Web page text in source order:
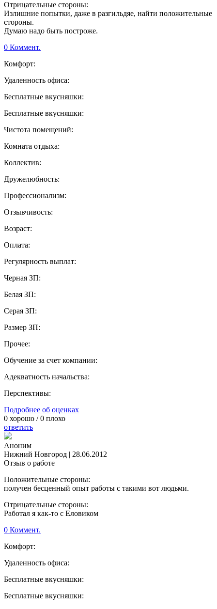
Отрицательные стороны:
Излишние попытки, даже в разгильдяе, найти положительные
стороны.
Думаю надо быть построже.
0 Коммент.
Комфорт:
Удаленность офиса:
Бесплатные вкусняшки:
Бесплатные вкусняшки:
Чистота помещений:
Комната отдыха:
Коллектив:
Дружелюбность:
Профессионализм:
Отзывчивость:
Возраст:
Оплата:
Регулярность выплат:
Черная ЗП:
Белая ЗП:
Серая ЗП:
Размер ЗП:
Прочее:
Обучение за счет компании:
Адекватность начальства:
Перспективы:
Подробнее об оценках
0 хорошо /0 плохо
ответить
Аноним
Нижний Новгород | 28.06.2012
Отзыв о работе
Положительные стороны:
получен бесценный опыт работы с такими вот людьми.
Отрицательные стороны:
Работал я как-то с Еловиком
0 Коммент.
Комфорт:
Удаленность офиса:
Бесплатные вкусняшки:
Бесплатные вкусняшки: